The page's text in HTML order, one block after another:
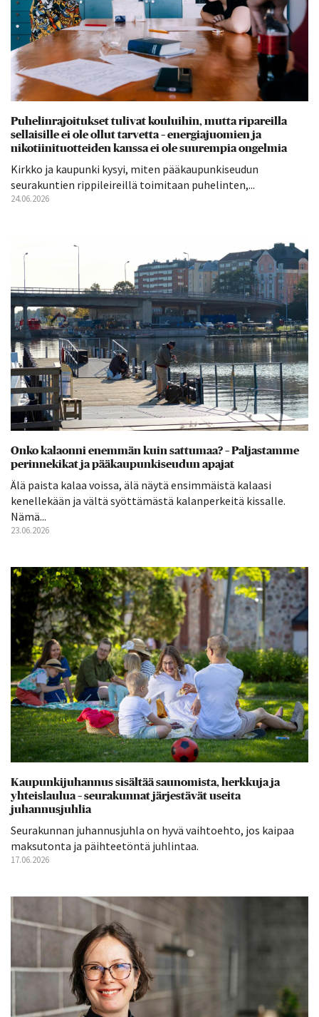
Puhelinrajoitukset tulivat kouluihin, mutta ripareilla
sellaisille ei ole ollut tarvetta – energiajuomien ja
nikotiinituotteiden kanssa ei ole suurempia ongelmia
Kirkko ja kaupunki kysyi, miten pääkaupunkiseudun
seurakuntien rippileireillä toimitaan puhelinten,...
24.06.2026
Onko kalaonni enemmän kuin sattumaa? – Paljastamme
perinnekikat ja pääkaupunkiseudun apajat
Älä paista kalaa voissa, älä näytä ensimmäistä kalaasi
kenellekään ja vältä syöttämästä kalanperkeitä kissalle.
Nämä...
23.06.2026
Kaupunkijuhannus sisältää saunomista, herkkuja ja
yhteislaulua – seurakunnat järjestävät useita
juhannusjuhlia
Seurakunnan juhannusjuhla on hyvä vaihtoehto, jos kaipaa
maksutonta ja päihteetöntä juhlintaa.
17.06.2026